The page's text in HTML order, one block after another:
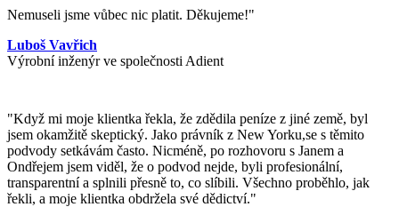
Nemuseli jsme vůbec nic platit. Děkujeme!"
Luboš Vavřich
Výrobní inženýr ve společnosti Adient
"Když mi moje klientka řekla, že zdědila peníze z jiné země, byl
jsem okamžitě skeptický. Jako právník z New Yorku,se s těmito
podvody setkávám často. Nicméně, po rozhovoru s Janem a
Ondřejem jsem viděl, že o podvod nejde, byli profesionální,
transparentní a splnili přesně to, co slíbili. Všechno proběhlo, jak
řekli, a moje klientka obdržela své dědictví."